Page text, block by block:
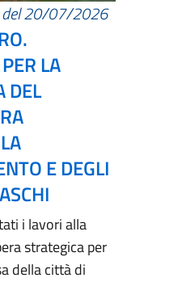
del 20/07/2026
LA
DEL
E DEGLI
i lavori alla
strategica per
della città di